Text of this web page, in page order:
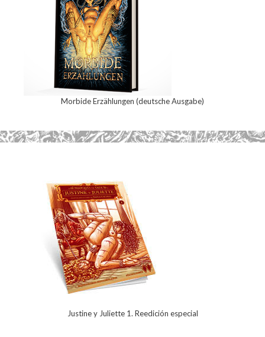
Morbide Erzählungen (deutsche Ausgabe)
Justine y Juliette 1. Reedición especial